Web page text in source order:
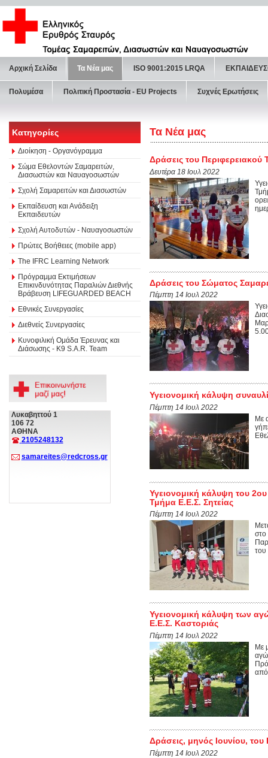
Αρχική Σελίδα Τα Νέα μας ISO 9001:2015 LRQA
Πολυμέσα Πολιτική Προστασία - ΕU Projects Συχνές Ερωτήσεις
Κατηγορίες
Διοίκηση - Οργανόγραμμα
Σώμα Εθελοντών Σαμαρειτών,
Διασωστών και Ναυαγοσωστών
Σχολή Σαμαρειτών και Διασωστών
Εκπαίδευση και Ανάδειξη
Εκπαιδευτών
Σχολή Αυτοδυτών - Ναυαγοσωστών
Πρώτες Βοήθειες (mobile app)
The IFRC Learning Network
Πρόγραμμα Εκτιμήσεων
Επικινδυνότητας Παραλιών Διεθνής
Βράβευση LIFEGUARDED BEACH
Εθνικές Συνεργασίες
Διεθνείς Συνεργασίες
Κυνοφιλική Ομάδα Έρευνας και
Διάσωσης - Κ9 S.A.R. Team
Λυκαβηττού 1
106 72
ΑΘΗΝΑ
2105248132
samareites@redcross.gr
Τα Νέα μας
Δράσεις του
Δευτέρα 18 Ιουλ 2022
Δράσεις του Σώματος
Πέμπτη 14 Ιουλ 2022
Υγειονομική κάλυψη
Πέμπτη 14 Ιουλ 2022
Με
Υγειονομική κάλυψη του
Τμήμα Ε.Ε.Σ. Σητείας
Πέμπτη 14 Ιουλ 2022
στο
του
Υγειονομική κάλυψη των
Ε.Ε.Σ. Καστοριάς
Πέμπτη 14 Ιουλ 2022
Με
από
Δράσεις, μηνός Ιουνίου,
Πέμπτη 14 Ιουλ 2022